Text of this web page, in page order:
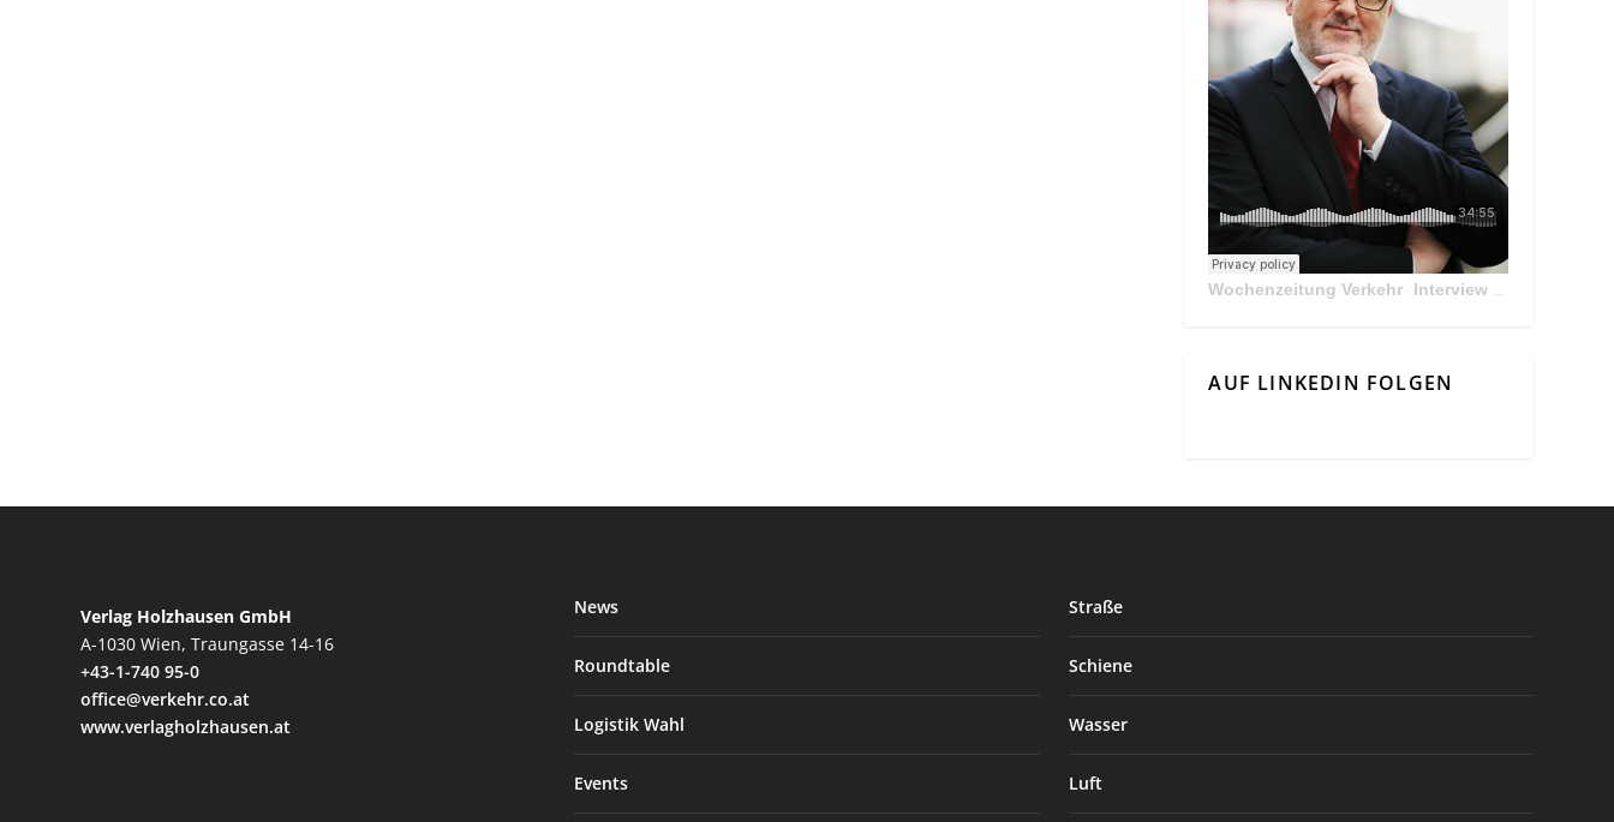
Wochenzeitung Verkehr · Interview Mit Andreas Matthä, CEO der ÖBB Holding
AUF LINKEDIN FOLGEN
Verlag Holzhausen GmbH
A-1030 Wien, Traungasse 14-16
+43-1-740 95-0
office@verkehr.co.at
www.verlagholzhausen.at
News
Roundtable
Logistik Wahl
Events
Straße
Schiene
Wasser
Luft